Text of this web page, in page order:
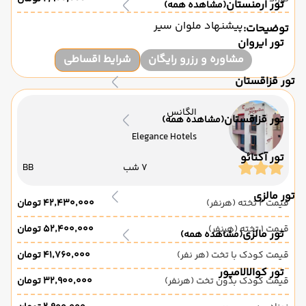
تور ارمنستان(مشاهده همه)
تور ایروان
تور قزاقستان
تور قزاقستان(مشاهده همه)
تور آکتائو
تور مالزی
تور مالزی(مشاهده همه)
تور کوالالامپور
توضیحات:پیشنهاد ملوان سیر
مشاوره و رزرو رایگان
شرایط اقساطی
الگانس
Elegance Hotels
7 شب BB
قیمت 2 تخته (هرنفر)
۴۲٬۴۳۰٬۰۰۰ تومان
قیمت 1 تخته (هرنفر)
۵۲٬۴۰۰٬۰۰۰ تومان
قیمت کودک با تخت (هر نفر)
۴۱٬۷۶۰٬۰۰۰ تومان
قیمت کودک بدون تخت (هرنفر)
۳۲٬۹۰۰٬۰۰۰ تومان